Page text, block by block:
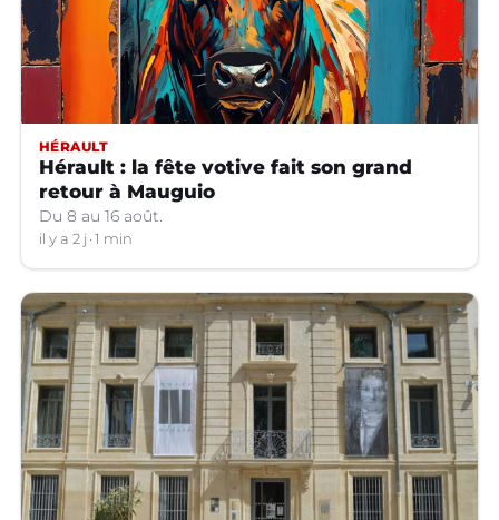
HÉRAULT
Hérault : la fête votive fait son grand
retour à Mauguio
Du 8 au 16 août.
il y a 2 j 1 min